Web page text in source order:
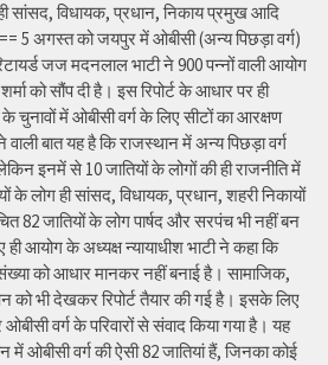
सांसद, विधायक, प्रधान, निकाय प्रमुख आदि
5 अगस्त को जयपुर में ओबीसी (अन्य पिछड़ा वर्ग)
जज मदनलाल भाटी ने 900 पन्नों वाली आयोग
को सौंप दी है। इस रिपोर्ट के आधार पर ही
चुनावों में ओबीसी वर्ग के लिए सीटों का आरक्षण
वाली बात यह है कि राजस्थान में अन्य पिछड़ा वर्ग
इनमें से 10 जातियों के लोगों की ही राजनीति में
के लोग ही सांसद, विधायक, प्रधान, शहरी निकायों
जातियों के लोग पार्षद और सरपंच भी नहीं बन
आयोग के अध्यक्ष न्यायाधीश भाटी ने कहा कि
को आधार मानकर नहीं बनाई है। सामाजिक,
को भी देखकर रिपोर्ट तैयार की गई है। इसके लिए
वर्ग के परिवारों से संवाद किया गया है। यह
ओबीसी वर्ग की ऐसी 82 जातियां हैं, जिनका कोई